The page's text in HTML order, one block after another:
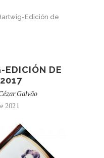
Edición de
EDICIÓN DE
Galvão
2021